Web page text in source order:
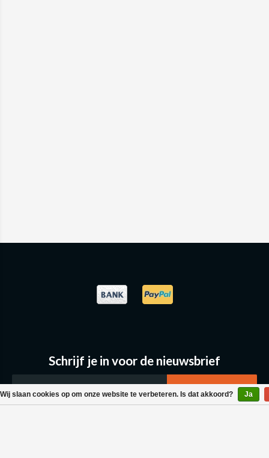
Wij slaan cookies op om onze website te verbeteren. Is dat akkoord? Ja
Schrijf je in voor de nieuwsbrief